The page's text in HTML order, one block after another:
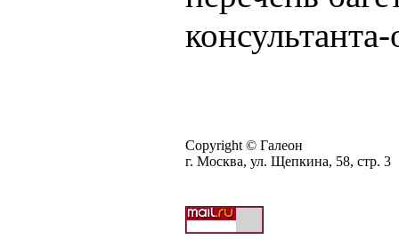
Copyright © Галеон
г. Москва, ул. Щепкина, 58, стр. 3